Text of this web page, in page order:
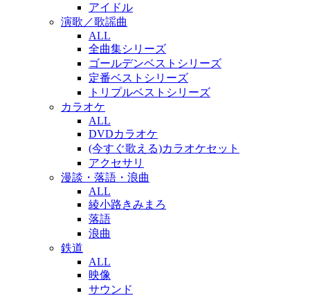
アイドル
演歌／歌謡曲
ALL
全曲集シリーズ
ゴールデンベストシリーズ
定番ベストシリーズ
トリプルベストシリーズ
カラオケ
ALL
DVDカラオケ
(今すぐ歌える)カラオケセット
アクセサリ
漫談・落語・浪曲
ALL
綾小路きみまろ
落語
浪曲
鉄道
ALL
映像
サウンド